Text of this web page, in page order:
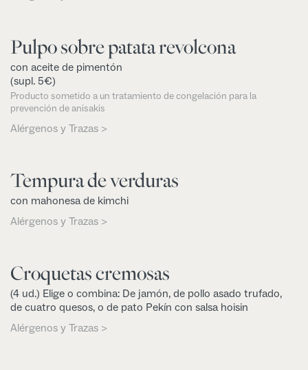
Pulpo sobre patata revolcona
con aceite de pimentón
(supl. 5€)
Producto sometido a un tratamiento de congelación para la
prevención de anisakis
Alérgenos y Trazas >
Tempura de verduras
con mahonesa de kimchi
Alérgenos y Trazas >
Croquetas cremosas
(4 ud.) Elige o combina: De jamón, de pollo asado trufado,
de cuatro quesos, o de pato Pekín con salsa hoisin
Alérgenos y Trazas >